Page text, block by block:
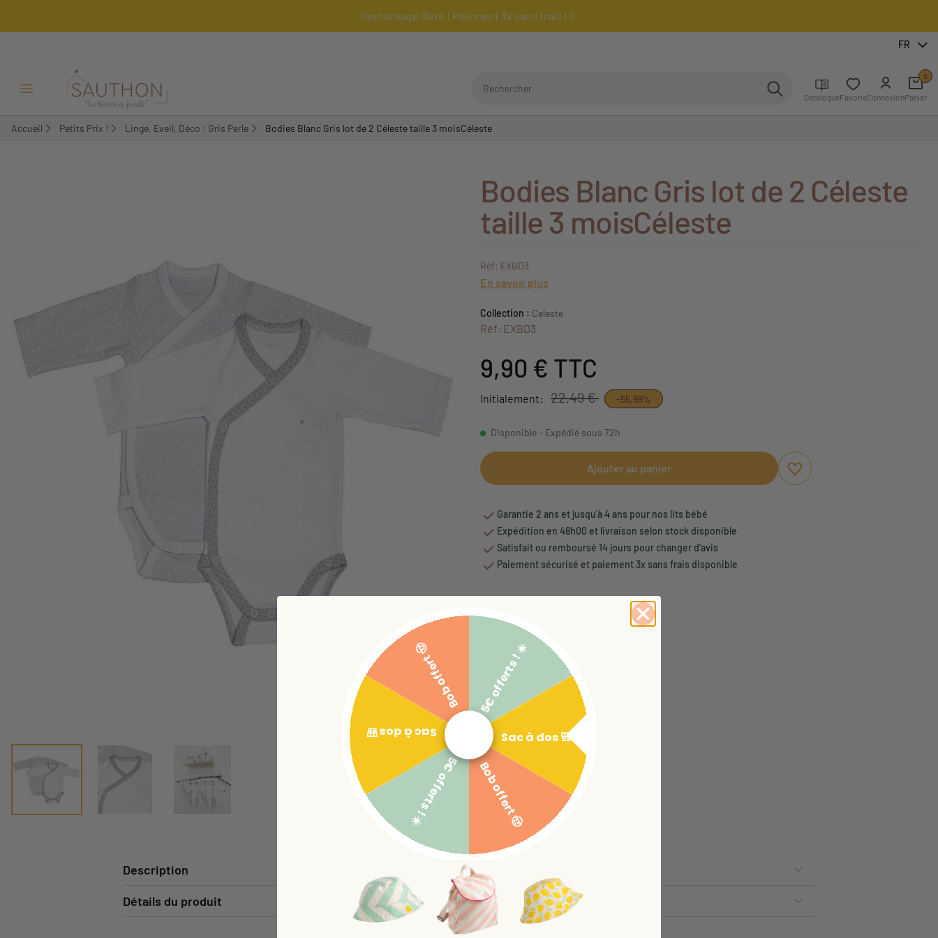
Destockage d'été ! Paiement 3x sans frais !
FR
Ouvrir/Fermer menu CatalogueFavorisConnexionPanier
0
Accueil Petits Prix ! Linge, Eveil, Déco : Gris Perle Bodies Blanc Gris lot de 2 Céleste taille 3 moisCéleste
Bodies Blanc Gris lot de 2 Céleste
taille 3 moisCéleste
Réf: EXBD3
En savoir plus
Collection : Celeste
Réf: EXBD3
9,90 € TTC
Initialement: 22,49 € -55,99%
Disponible - Expédié sous 72h
Ajouter au panier
Ajouter aux favoris
Supprimer des favoris
Garantie 2 ans et jusqu'à 4 ans pour nos lits bébé
Expédition en 48h00 et livraison selon stock disponible
Satisfait ou remboursé 14 jours pour changer d'avis
Paiement sécurisé et paiement 3x sans frais disponible
Description
Détails du produit
5€ offerts ! ☀️
Sac à dos 🎒
Bob offert 🤠
5€ offerts ! ☀️
Sac à dos 🎒
Bob offert 🤠